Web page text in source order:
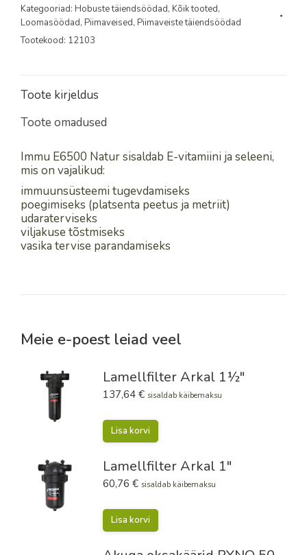
kogus
Kategooriad: Hobuste täiendsöödad, Kõik tooted,
Loomasöödad, Piimaveised, Piimaveiste täiendsöödad
Tootekood: 12103
Toote kirjeldus
Toote omadused
Immu E6500 Natur sisaldab E-vitamiini ja seleeni,
mis on vajalikud:
immuunsüsteemi tugevdamiseks
poegimiseks (platsenta peetus ja metriit)
udaraterviseks
viljakuse tõstmiseks
vasika tervise parandamiseks
Meie e-poest leiad veel
Lamellfilter Arkal 1½"
137,64 € sisaldab käibemaksu
Lisa korvi
Lamellfilter Arkal 1"
60,76 € sisaldab käibemaksu
Lisa korvi